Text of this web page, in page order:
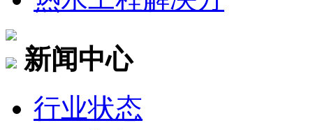
新闻中心
行业状态